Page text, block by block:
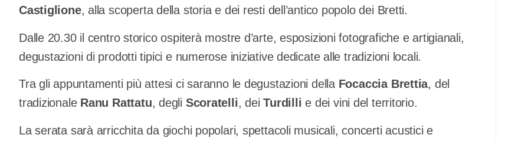
Castiglione, alla scoperta della storia e dei resti dell’antico popolo dei Bretti.
Dalle 20.30 il centro storico ospiterà mostre d’arte, esposizioni fotografiche e artigianali,
degustazioni di prodotti tipici e numerose iniziative dedicate alle tradizioni locali.
Tra gli appuntamenti più attesi ci saranno le degustazioni della Focaccia Brettia, del
tradizionale Ranu Rattatu, degli Scoratelli, deiTurdilli e dei vini del territorio.
La serata sarà arricchita da giochi popolari, spettacoli musicali, concerti acustici e